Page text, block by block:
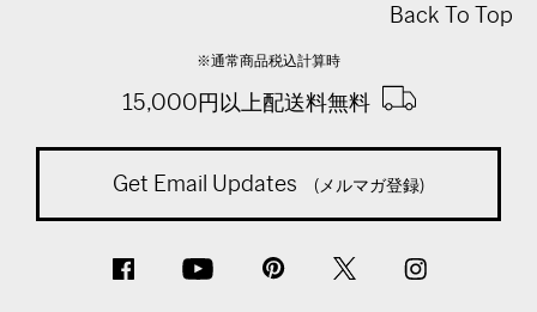
Back To Top
※通常商品税込計算時
15,000円以上配送料無料
Get Email Updates (メルマガ登録)